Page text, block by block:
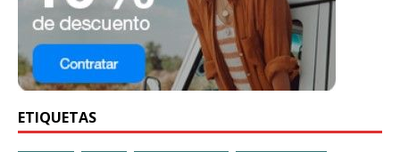
ETIQUETAS